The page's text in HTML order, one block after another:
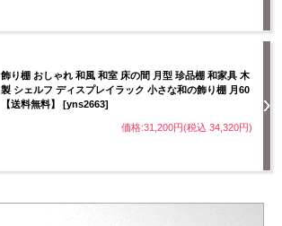
飾り棚 おしゃれ 和風 和室 床の間 月型 珍品棚 和家具 木
製 シェルフ ディスプレイラック 小さな和の飾り棚 月60
【送料無料】 [yns2663]
価格:31,200円(税込 34,320円)